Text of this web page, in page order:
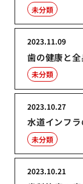
未分類
歯の健康と
2023.11.09
未分類
水道インフ
2023.10.27
未分類
2023.10.21